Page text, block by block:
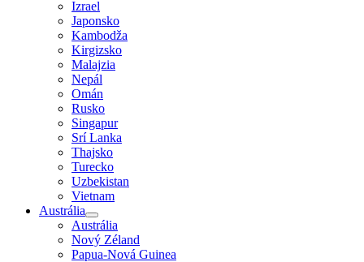
Izrael
Japonsko
Kambodža
Kirgizsko
Malajzia
Nepál
Omán
Rusko
Singapur
Srí Lanka
Thajsko
Turecko
Uzbekistan
Vietnam
Austrália
Austrália
Nový Zéland
Papua-Nová Guinea